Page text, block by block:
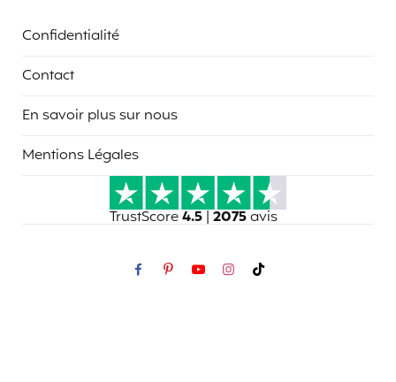
Confidentialité
Contact
En savoir plus sur nous
Mentions Légales
TrustScore4.5 | 2075avis